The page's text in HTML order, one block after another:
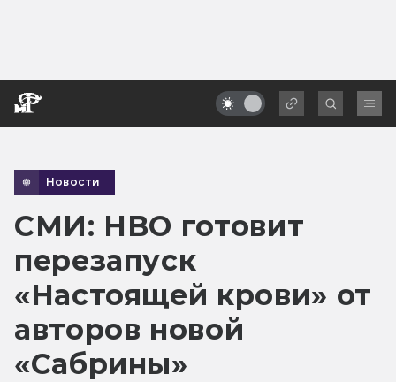
Новости
СМИ: HBO готовит
перезапуск
«Настоящей крови» от
авторов новой
«Сабрины»